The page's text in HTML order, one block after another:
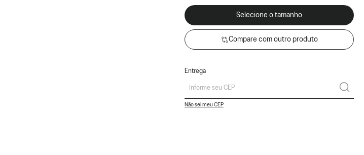
Selecione o tamanho
Compare com outro produto
Entrega
Não sei meu CEP